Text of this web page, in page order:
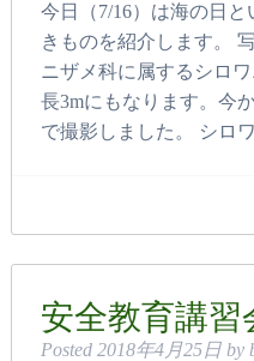
今日（7/16）は海の日
きものを紹介します。
ニザメ科に属するシロ
長3mにもなります。今
で撮影しました。 シロ
安全教育講習
Posted 2018年4月25日 by